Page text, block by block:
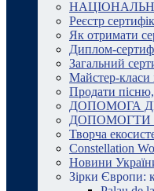
Реєстр
Як отримати
Диплом-
Загальний
Майстер-класи
Продати
ДОПОМОГА
ДОПОМОГТИ
Творча
Constellation
Новини
Зірки Європи: